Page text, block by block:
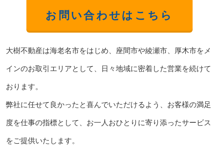
お問い合わせはこちら
大樹不動産は海老名市をはじめ、座間市や綾瀬市、厚木市をメ
インのお取引エリアとして、日々地域に密着した営業を続けて
おります。
弊社に任せて良かったと喜んでいただけるよう、お客様の満足
度を仕事の指標として、お一人おひとりに寄り添ったサービス
をご提供いたします。